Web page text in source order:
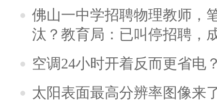
佛山一中学招聘物理教师，
汰？教育局：已叫停招聘，
空调24小时开着反而更省电
太阳表面最高分辨率图像来